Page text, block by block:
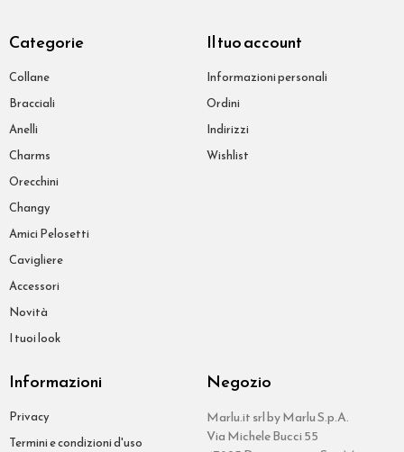
Categorie
Collane
Bracciali
Anelli
Charms
Orecchini
Changy
Amici Pelosetti
Cavigliere
Accessori
Novità
I tuoi look
Il tuo account
Informazioni personali
Ordini
Indirizzi
Wishlist
Informazioni
Privacy
Termini e condizioni d'uso
Negozio
Marlu.it srl by Marlu S.p.A.
Via Michele Bucci 55